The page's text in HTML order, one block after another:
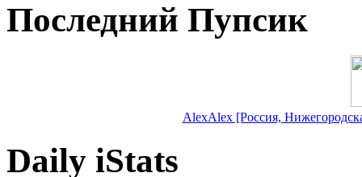
Последний Пупсик
AlexAlex [Россия,
Daily iStats